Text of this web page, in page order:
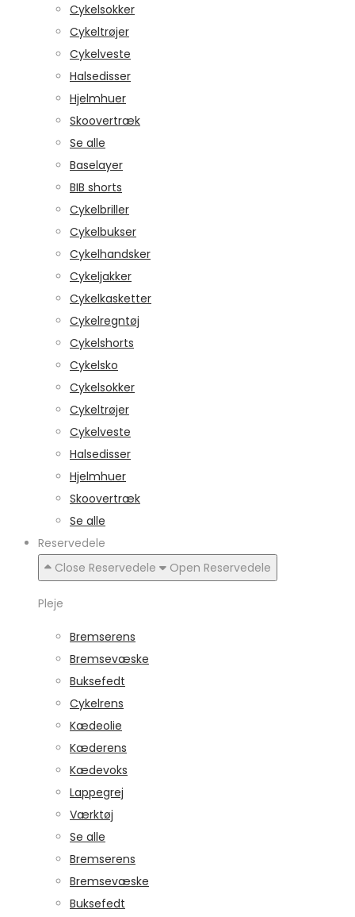
Cykelsokker
Cykeltrøjer
Cykelveste
Halsedisser
Hjelmhuer
Skoovertræk
Se alle
Baselayer
BIB shorts
Cykelbriller
Cykelbukser
Cykelhandsker
Cykeljakker
Cykelkasketter
Cykelregntøj
Cykelshorts
Cykelsko
Cykelsokker
Cykeltrøjer
Cykelveste
Halsedisser
Hjelmhuer
Skoovertræk
Se alle
Reservedele
Close Reservedele
Open Reservedele
Pleje
Bremserens
Bremsevæske
Buksefedt
Cykelrens
Kædeolie
Kæderens
Kædevoks
Lappegrej
Værktøj
Se alle
Bremserens
Bremsevæske
Buksefedt